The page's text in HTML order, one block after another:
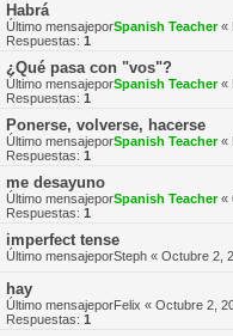
Habrá
Último mensajeporSpanish Teacher«
Respuestas: 1
¿Qué pasa con "vos"?
Último mensajeporSpanish Teacher«
Respuestas: 1
Ponerse, volverse, hacerse
Último mensajeporSpanish Teacher«
Respuestas: 1
me desayuno
Último mensajeporSpanish Teacher«
Respuestas: 1
imperfect tense
Último mensajeporSteph « Octubre 2,
hay
Último mensajeporFelix « Octubre 2,
Respuestas: 1